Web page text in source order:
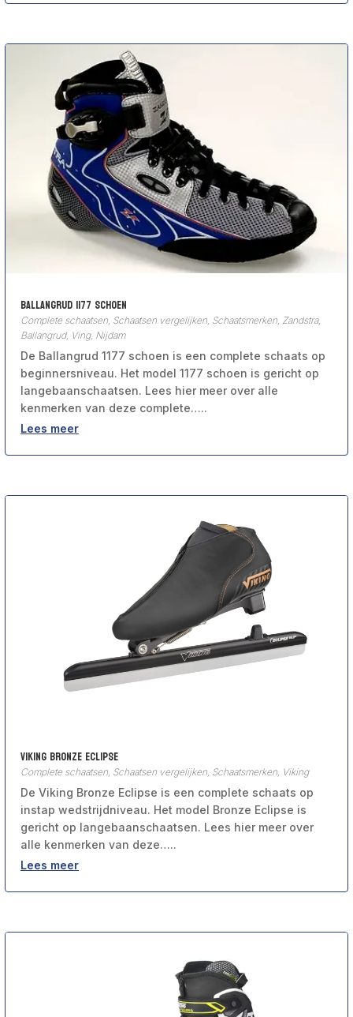
Ballangrud 1177 schoen
Complete schaatsen Schaatsen vergelijken Schaatsmerken Zandstra,
Ballangrud, Ving, Nijdam
De Ballangrud 1177 schoen is een complete schaats op
beginnersniveau. Het model 1177 schoen is gericht op
langebaanschaatsen. Lees hier meer over alle
kenmerken van deze complete…..
Lees meer
Viking Bronze Eclipse
Complete schaatsen Schaatsen vergelijken Schaatsmerken Viking
De Viking Bronze Eclipse is een complete schaats op
instap wedstrijdniveau. Het model Bronze Eclipse is
gericht op langebaanschaatsen. Lees hier meer over
alle kenmerken van deze…..
Lees meer